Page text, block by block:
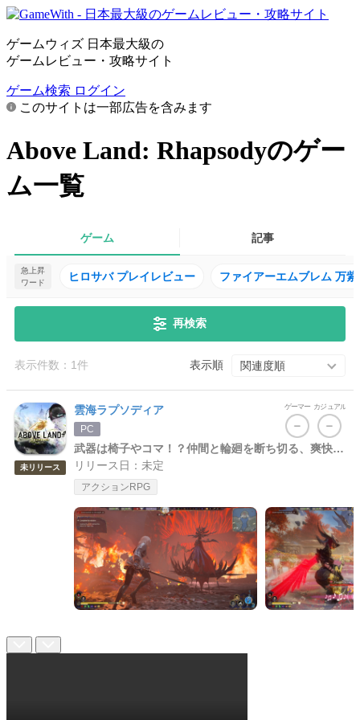
ゲームウィズ 日本最大級の
ゲームレビュー・攻略サイト
ゲーム検索 ログイン
このサイトは一部広告を含みます
Above Land: Rhapsodyのゲー
ム一覧